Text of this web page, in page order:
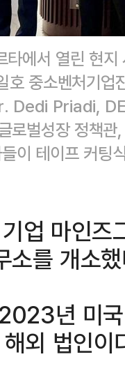
타에서 열린 현
중소벤처기업
Dedi Priadi,
로벌성장 정책
이 테이프 커
업 마인즈
소를 개소
년 미
외 법인이